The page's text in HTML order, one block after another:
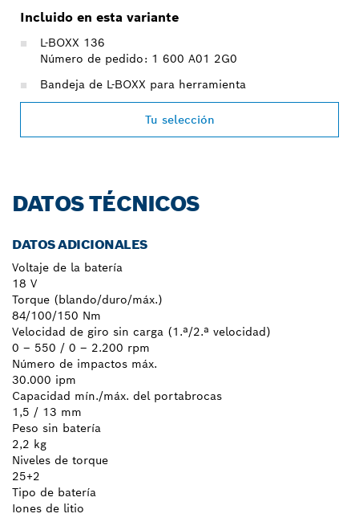
Incluido en esta variante
L-BOXX 136
Número de pedido: 1 600 A01 2G0
Bandeja de L-BOXX para herramienta
Tu selección
DATOS TÉCNICOS
DATOS ADICIONALES
Voltaje de la batería
18 V
Torque (blando/duro/máx.)
84/100/150 Nm
Velocidad de giro sin carga (1.ª/2.ª velocidad)
0 – 550 / 0 – 2.200 rpm
Número de impactos máx.
30.000 ipm
Capacidad mín./máx. del portabrocas
1,5 / 13 mm
Peso sin batería
2,2 kg
Niveles de torque
25+2
Tipo de batería
Iones de litio